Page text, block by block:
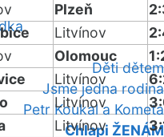
Děti dětem
Jsme jedna rodina
Petr Koukal a Kometa
Chlapi ŽENÁM
Plzeň
Litvínov
Olomouc
Litvínov
Litvínov
Litvínov